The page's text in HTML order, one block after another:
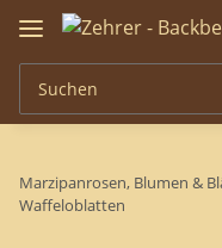
Marzipanrosen, Blumen &
Waffeloblatten